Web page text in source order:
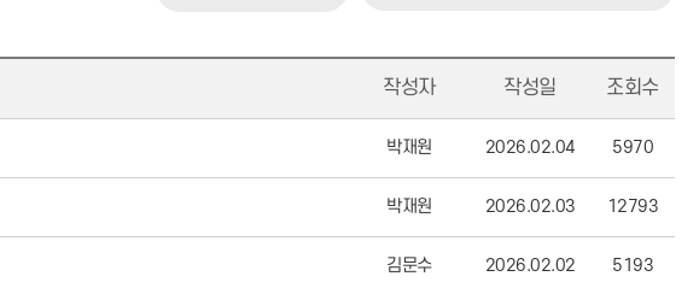
작성자 작성일 조회수
박재원 2026.02.04 5970
박재원 2026.02.03 12793
김문수 2026.02.02 5193